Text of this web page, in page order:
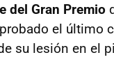
del Gran Premio
el último
su lesión en el